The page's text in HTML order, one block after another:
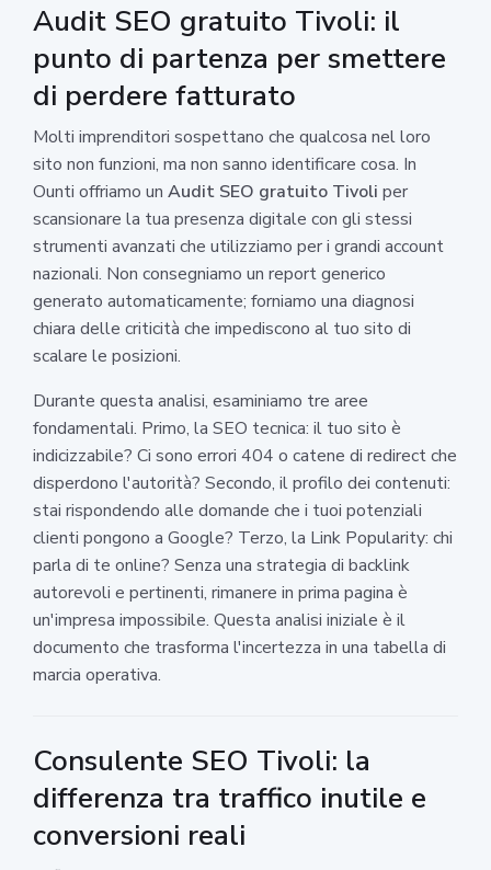
Audit SEO gratuito Tivoli: il
punto di partenza per smettere
di perdere fatturato
Molti imprenditori sospettano che qualcosa nel loro
sito non funzioni, ma non sanno identificare cosa. In
Ounti offriamo un Audit SEO gratuito Tivoli per
scansionare la tua presenza digitale con gli stessi
strumenti avanzati che utilizziamo per i grandi account
nazionali. Non consegniamo un report generico
generato automaticamente; forniamo una diagnosi
chiara delle criticità che impediscono al tuo sito di
scalare le posizioni.
Durante questa analisi, esaminiamo tre aree
fondamentali. Primo, la SEO tecnica: il tuo sito è
indicizzabile? Ci sono errori 404 o catene di redirect che
disperdono l'autorità? Secondo, il profilo dei contenuti:
stai rispondendo alle domande che i tuoi potenziali
clienti pongono a Google? Terzo, la Link Popularity: chi
parla di te online? Senza una strategia di backlink
autorevoli e pertinenti, rimanere in prima pagina è
un'impresa impossibile. Questa analisi iniziale è il
documento che trasforma l'incertezza in una tabella di
marcia operativa.
Consulente SEO Tivoli: la
differenza tra traffico inutile e
conversioni reali